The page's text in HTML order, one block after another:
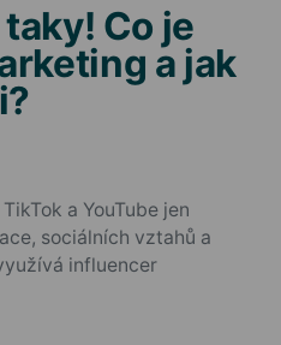
Co je
a jak
a YouTube jen
sociálních vztahů a
influencer